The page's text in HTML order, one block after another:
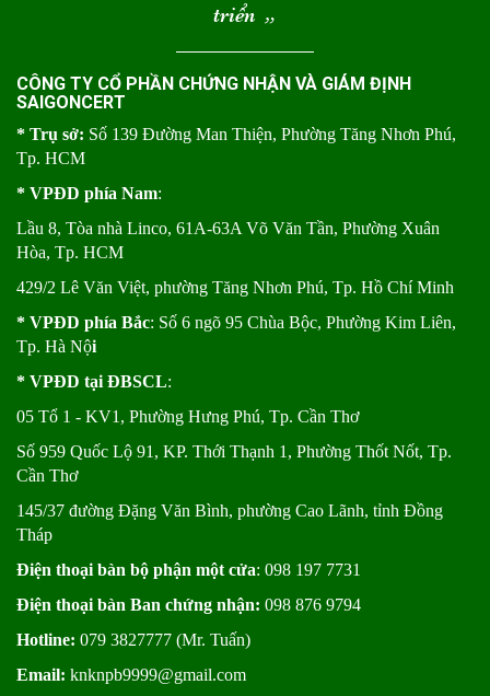
triển “
CÔNG TY CỔ PHẦN CHỨNG NHẬN VÀ GIÁM ĐỊNH
SAIGONCERT
* Trụ sở: Số 139 Đường Man Thiện, Phường Tăng Nhơn Phú,
Tp. HCM
* VPĐD phía Nam:
Lầu 8, Tòa nhà Linco, 61A-63A Võ Văn Tần, Phường Xuân
Hòa, Tp. HCM
429/2 Lê Văn Việt, phường Tăng Nhơn Phú, Tp. Hồ Chí Minh
* VPĐD phía Bắc: Số 6 ngõ 95 Chùa Bộc, Phường Kim Liên,
Tp. Hà Nội
* VPĐD tại ĐBSCL:
05 Tổ 1 - KV1, Phường Hưng Phú, Tp. Cần Thơ
Số 959 Quốc Lộ 91, KP. Thới Thạnh 1, Phường Thốt Nốt, Tp.
Cần Thơ
145/37 đường Đặng Văn Bình, phường Cao Lãnh, tỉnh Đồng
Tháp
Điện thoại bàn bộ phận một cửa: 098 197 7731
Điện thoại bàn Ban chứng nhận: 098 876 9794
Hotline: 079 3827777 (Mr. Tuấn)
Email: knknpb9999@gmail.com